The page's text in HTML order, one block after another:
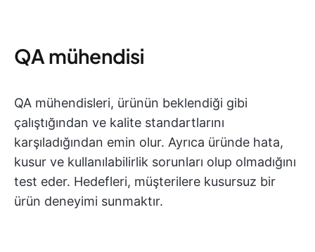
QA mühendisi
QA mühendisleri, ürünün beklendiği gibi
çalıştığından ve kalite standartlarını
karşıladığından emin olur. Ayrıca üründe hata,
kusur ve kullanılabilirlik sorunları olup olmadığını
test eder. Hedefleri, müşterilere kusursuz bir
ürün deneyimi sunmaktır.